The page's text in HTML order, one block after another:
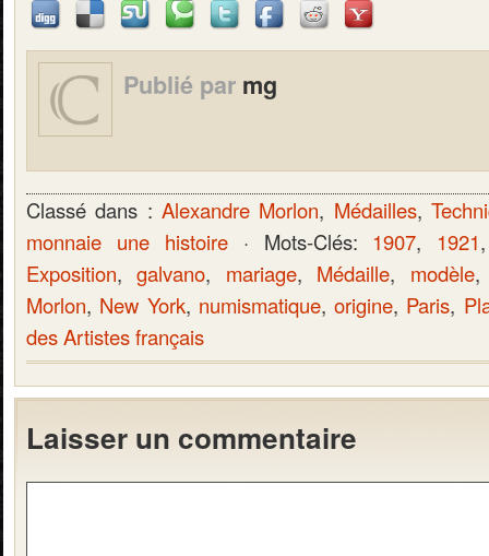
Publié par mg
Classé dans : Alexandre Morlon, Médailles,
monnaie une histoire· Mots-Clés: 1907, 1921
Exposition,galvano, mariage, Médaille, modèle
Morlon, New York, numismatique, origine, Paris,
des Artistes français
Laisser un commentaire